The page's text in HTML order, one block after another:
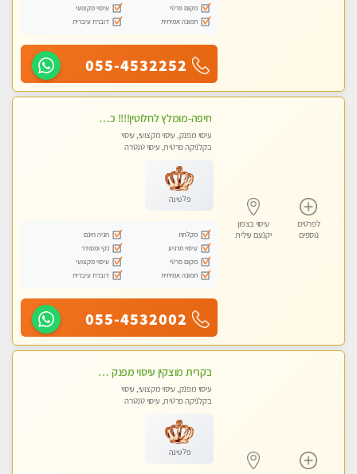
מקום פרטי
עיסוי מקצועי
תמונה אמיתית
דוברת עיברית
055-4532252
לפרטים
נוספים
עיסוי בצפון
יקנעם עילית
חיפה-מומלץ לחלוטין!!!! כל סוגי העיסויים מעסה ישראלית מהממת, מקצועית ואיכותית פרטי!!! לא עונה לחסוי- ללא מין !
עיסוי מפנק, עיסוי מקצועי, עיסוי
בקלניקה פרטית, עיסוי טנטרה
פלטינה
מקלחת
חניה חינם
עיסוי מרגיע
נקי ומסודר
מקום פרטי
עיסוי מקצועי
תמונה אמיתית
דוברת עיברית
055-4532002
בקרית מוצקין עיסוי מפנק מרגיע ושקט במקום מדהים עיסוי מושקע מאוד-
עיסוי מפנק, עיסוי מקצועי, עיסוי
בקלניקה פרטית, עיסוי טנטרה
פלטינה